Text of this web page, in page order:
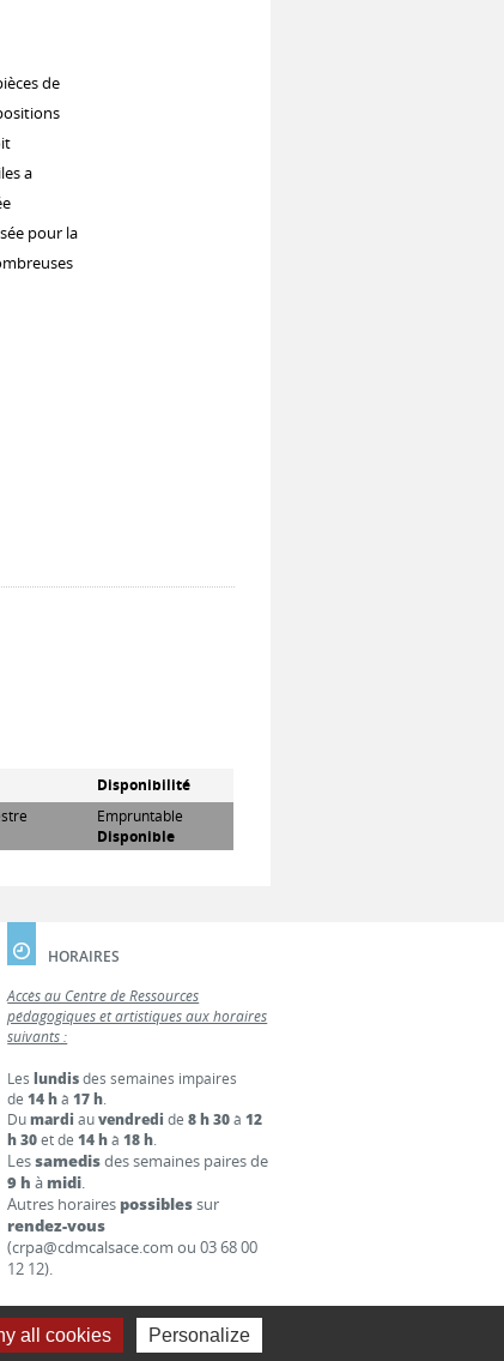
de
a
pour la
Disponibilité
Empruntable
Disponible
HORAIRES
Accès au Centre de Ressources
pédagogiques et artistiques aux horaires
suivants :
Leslundisdes semaines impaires
de14 hà17 h.
Dumardi auvendredi de8 h 30à12
h 30et de14 hà18 h.
Lessamedisdes semaines paires de
9 h à midi.
Autres horaires possiblessur
rendez-vous
(crpa@cdmcalsace.com ou 03 68 00
12 12).
LIENS CONTACT
all cookies Personalize